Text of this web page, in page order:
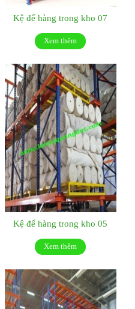
Kệ để hàng trong kho 07
Xem thêm
Kệ để hàng trong kho 05
Xem thêm